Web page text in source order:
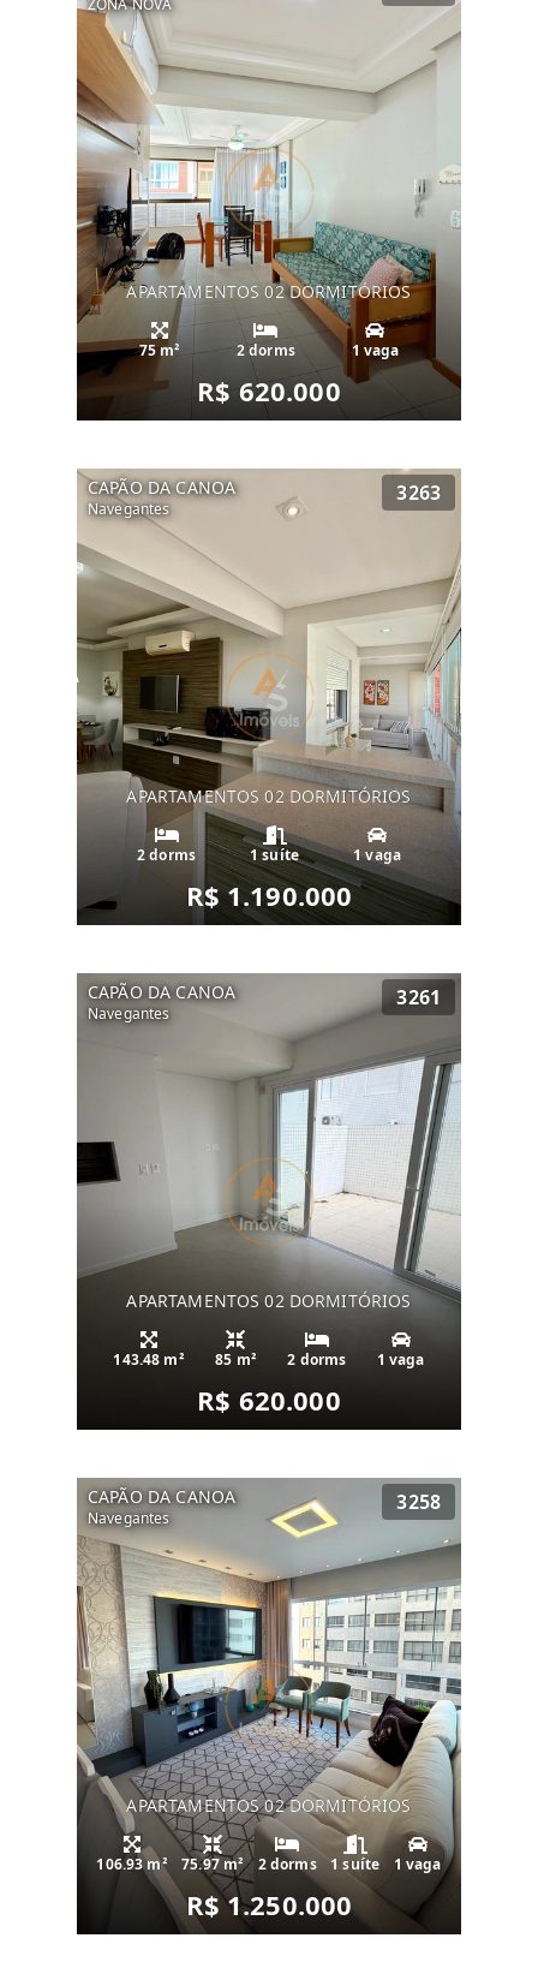
ZONA NOVA
APARTAMENTOS 02 DORMITÓRIOS
75 m² 2 dorms 1 vaga
R$ 620.000
CAPÃO DA CANOA
Navegantes
3263
APARTAMENTOS 02 DORMITÓRIOS
2 dorms 1 suíte 1 vaga
R$ 1.190.000
CAPÃO DA CANOA
Navegantes
3261
APARTAMENTOS 02 DORMITÓRIOS
143.48 m² 85 m² 2 dorms 1 vaga
R$ 620.000
CAPÃO DA CANOA
Navegantes
3258
APARTAMENTOS 02 DORMITÓRIOS
106.93 m² 75.97 m² 2 dorms 1 suíte 1 vaga
R$ 1.250.000